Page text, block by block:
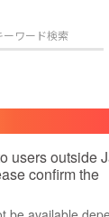
のプロジェク
users outside
confirm the